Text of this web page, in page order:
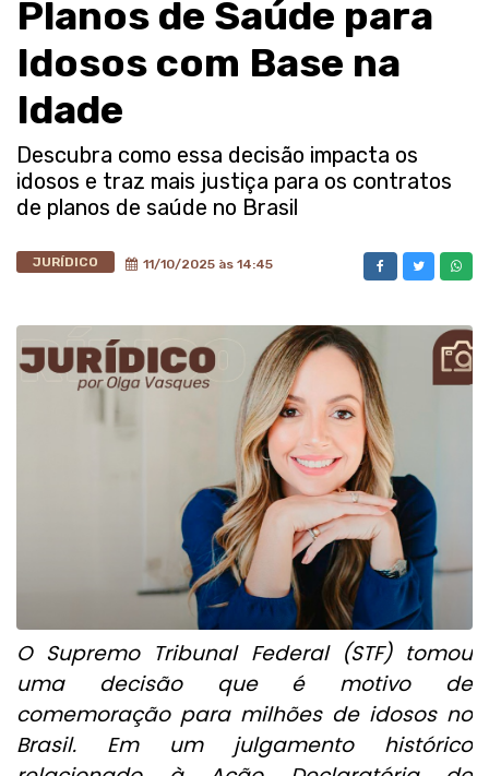
Planos de Saúde para
Idosos com Base na
Idade
Descubra como essa decisão impacta os
idosos e traz mais justiça para os contratos
de planos de saúde no Brasil
JURÍDICO 11/10/2025 às 14:45
O Supremo Tribunal Federal (STF) tomou
uma decisão que é motivo de
comemoração para milhões de idosos no
Brasil. Em um julgamento histórico